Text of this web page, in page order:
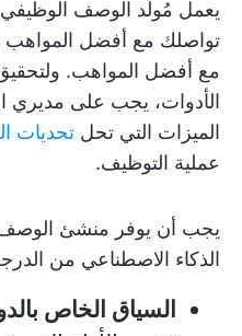
يعمل مُولِّد الوصف الوظيفي
تواصلك مع أفضل المواهب
مع أفضل المواهب.
الأدوات، يجب على مديري
الميزات التي تحل تحديات
عملية التوظيف.
يجب أن يوفر منشئ
الذكاء الاصطناعي من
السياق الخاص